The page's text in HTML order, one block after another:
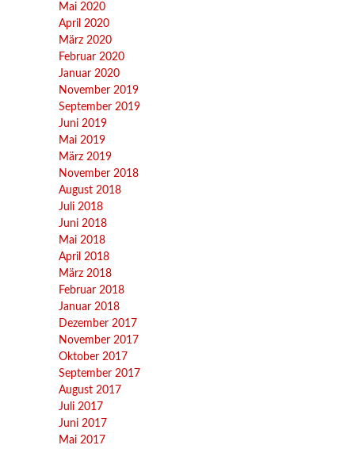
Mai 2020
April 2020
März 2020
Februar 2020
Januar 2020
November 2019
September 2019
Juni 2019
Mai 2019
März 2019
November 2018
August 2018
Juli 2018
Juni 2018
Mai 2018
April 2018
März 2018
Februar 2018
Januar 2018
Dezember 2017
November 2017
Oktober 2017
September 2017
August 2017
Juli 2017
Juni 2017
Mai 2017